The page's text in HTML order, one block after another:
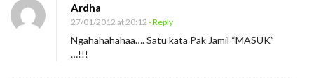
Ardha
27/01/2012 at 20:12 - Reply
Ngahahahahaa…. Satu kata Pak Jamil “MASUK”
…!!!